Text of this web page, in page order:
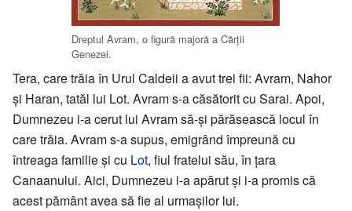
Dreptul Avram, o figură majoră a Cărţii
Genezei.
Tera, care trăia în Urul Caldeii a avut trei fii: Avram, Nahor
şi Haran, tatăl lui Lot. Avram s-a căsătorit cu Sarai. Apoi,
Dumnezeu i-a cerut lui Avram să-şi părăsească locul în
care trăia. Avram s-a supus, emigrând împreună cu
întreaga familie şi cu Lot, fiul fratelui său, în ţara
Canaanului. Aici, Dumnezeu i-a apărut şi i-a promis că
acest pământ avea să fie al urmaşilor lui.